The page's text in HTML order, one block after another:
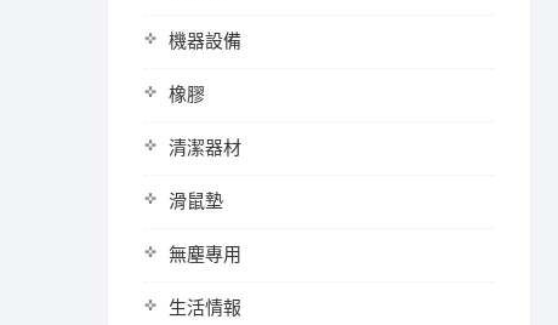
機器設備
橡膠
清潔器材
滑鼠墊
無塵專用
生活情報